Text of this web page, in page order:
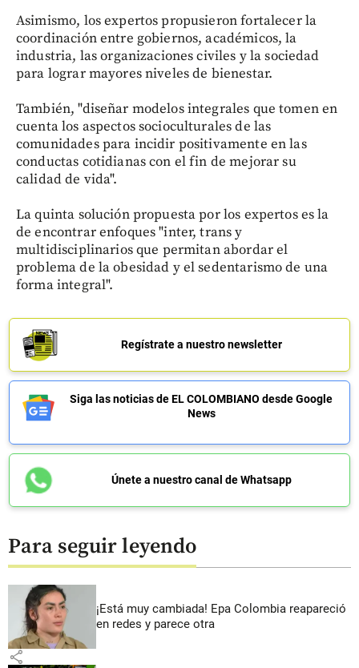
Asimismo, los expertos propusieron fortalecer la
coordinación entre gobiernos, académicos, la
industria, las organizaciones civiles y la sociedad
para lograr mayores niveles de bienestar.
También, "diseñar modelos integrales que tomen en
cuenta los aspectos socioculturales de las
comunidades para incidir positivamente en las
conductas cotidianas con el fin de mejorar su
calidad de vida".
La quinta solución propuesta por los expertos es la
de encontrar enfoques "inter, trans y
multidisciplinarios que permitan abordar el
problema de la obesidad y el sedentarismo de una
forma integral".
Regístrate a nuestro newsletter
Siga las noticias de EL COLOMBIANO desde Google
News
Únete a nuestro canal de Whatsapp
Para seguir leyendo
¡Está muy cambiada! Epa Colombia reapareció
en redes y parece otra
share